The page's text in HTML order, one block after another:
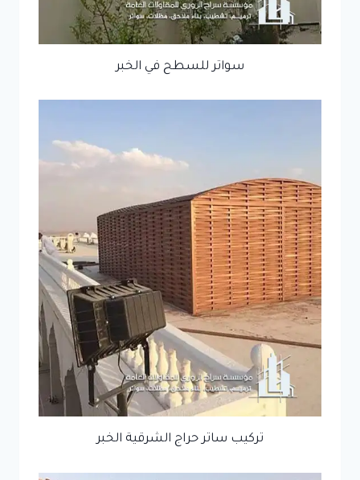
سواتر للسطح في الخبر
تركيب ساتر حراج الشرقية الخبر